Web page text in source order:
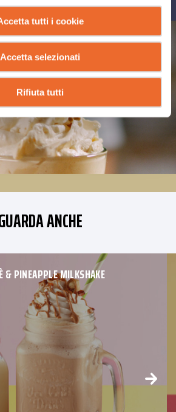
tutti i cookie
Accetta selezionati
Rifiuta tutti
ANCHE
& PINEAPPLE MILKSHAKE